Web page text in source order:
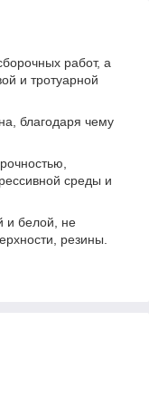
работ, а
и тротуарной
благодаря чему
среды и
и белой, не
резины.